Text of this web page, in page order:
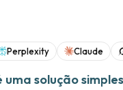
Perplexity Claude
solução